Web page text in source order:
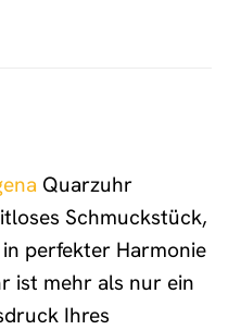
Quarzuhr
Schmuckstück,
perfekter Harmonie
ist mehr als nur ein
Ihres